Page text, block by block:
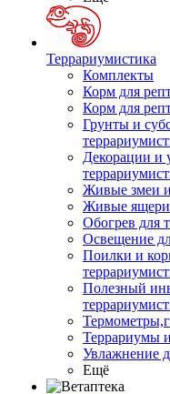
Террариумистика
Комплекты
Корм для
Корм для
Грунты и
Декорации и
Живые змеи
Живые
Обогрев для
Освещение
Поилки и
Полезный
Террариумы
Увлажнение
Ещё